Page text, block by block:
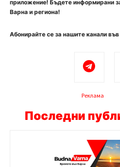
приложение! Бъдете информирани
Варна и региона!
Абонирайте се за нашите канали
Реклама
Последни